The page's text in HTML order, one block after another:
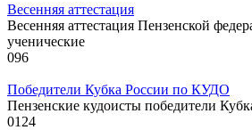
Весенняя аттестация
Весенняя аттестация Пензенской
ученические
096
Победители Кубка России по КУДО
Пензенские кудоисты победители
0124